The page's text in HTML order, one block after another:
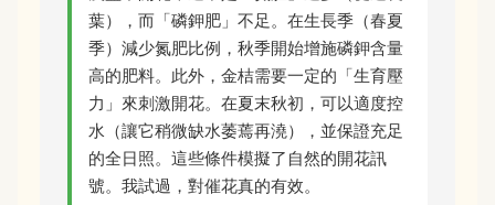
葉），而「磷鉀肥」不足。在生長季（春夏
季）減少氮肥比例，秋季開始增施磷鉀含量
高的肥料。此外，金桔需要一定的「生育壓
力」來刺激開花。在夏末秋初，可以適度控
水（讓它稍微缺水萎蔫再澆），並保證充足
的全日照。這些條件模擬了自然的開花訊
號。我試過，對催花真的有效。